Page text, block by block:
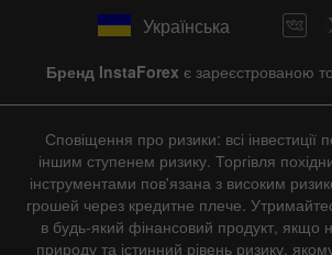
Українська
Бренд InstaForex є зареєстрованою
Сповіщення про ризики: всі інвестиції
іншим ступенем ризику. Торгівля
інструментами пов'язана з високим
грошей через кредитне плече.
в будь-який фінансовий продукт, якщо
природу та істинний рівень ризику,